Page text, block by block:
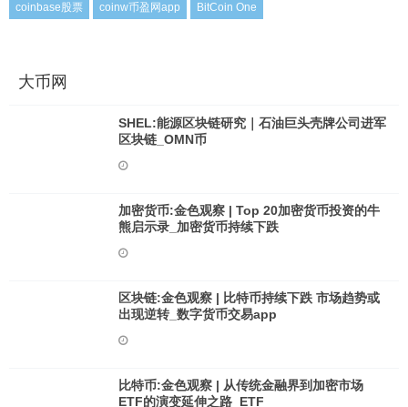
coinbase股票 coinw币盈网app BitCoin One
大币网
SHEL:能源区块链研究｜石油巨头壳牌公司进军
区块链_OMN币
加密货币:金色观察 | Top 20加密货币投资的牛
熊启示录_加密货币持续下跌
区块链:金色观察 | 比特币持续下跌 市场趋势或
出现逆转_数字货币交易app
比特币:金色观察 | 从传统金融界到加密市场
ETF的演变延伸之路_ETF